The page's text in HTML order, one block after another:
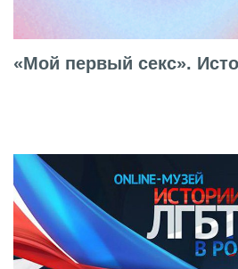
«Мой первый секс».